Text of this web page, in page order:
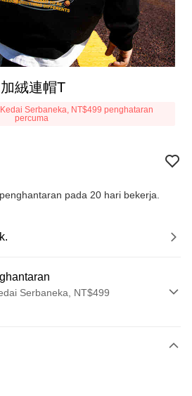
絨連帽T
Serbaneka, NT$499 penghataran
percuma
pada 20 hari bekerja.
Serbaneka, NT$499